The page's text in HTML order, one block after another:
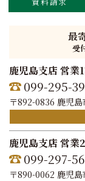
最
受
鹿児島支店 営業
099-295-
〒892-0836 鹿児
鹿児島支店 営業
099-297-
〒890-0062 鹿児